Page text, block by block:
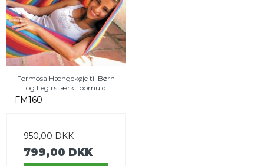
Formosa Hængekøje til Børn
og Leg i stærkt bomuld
FM160
950,00 DKK
799,00 DKK